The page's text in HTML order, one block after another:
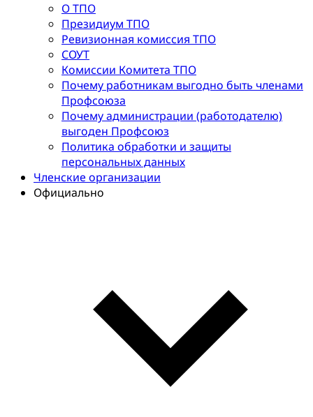
О ТПО
Президиум ТПО
Ревизионная комиссия ТПО
СОУТ
Комиссии Комитета ТПО
Почему работникам выгодно быть членами
Профсоюза
Почему администрации (работодателю)
выгоден Профсоюз
Политика обработки и защиты
персональных данных
Членские организации
Официально